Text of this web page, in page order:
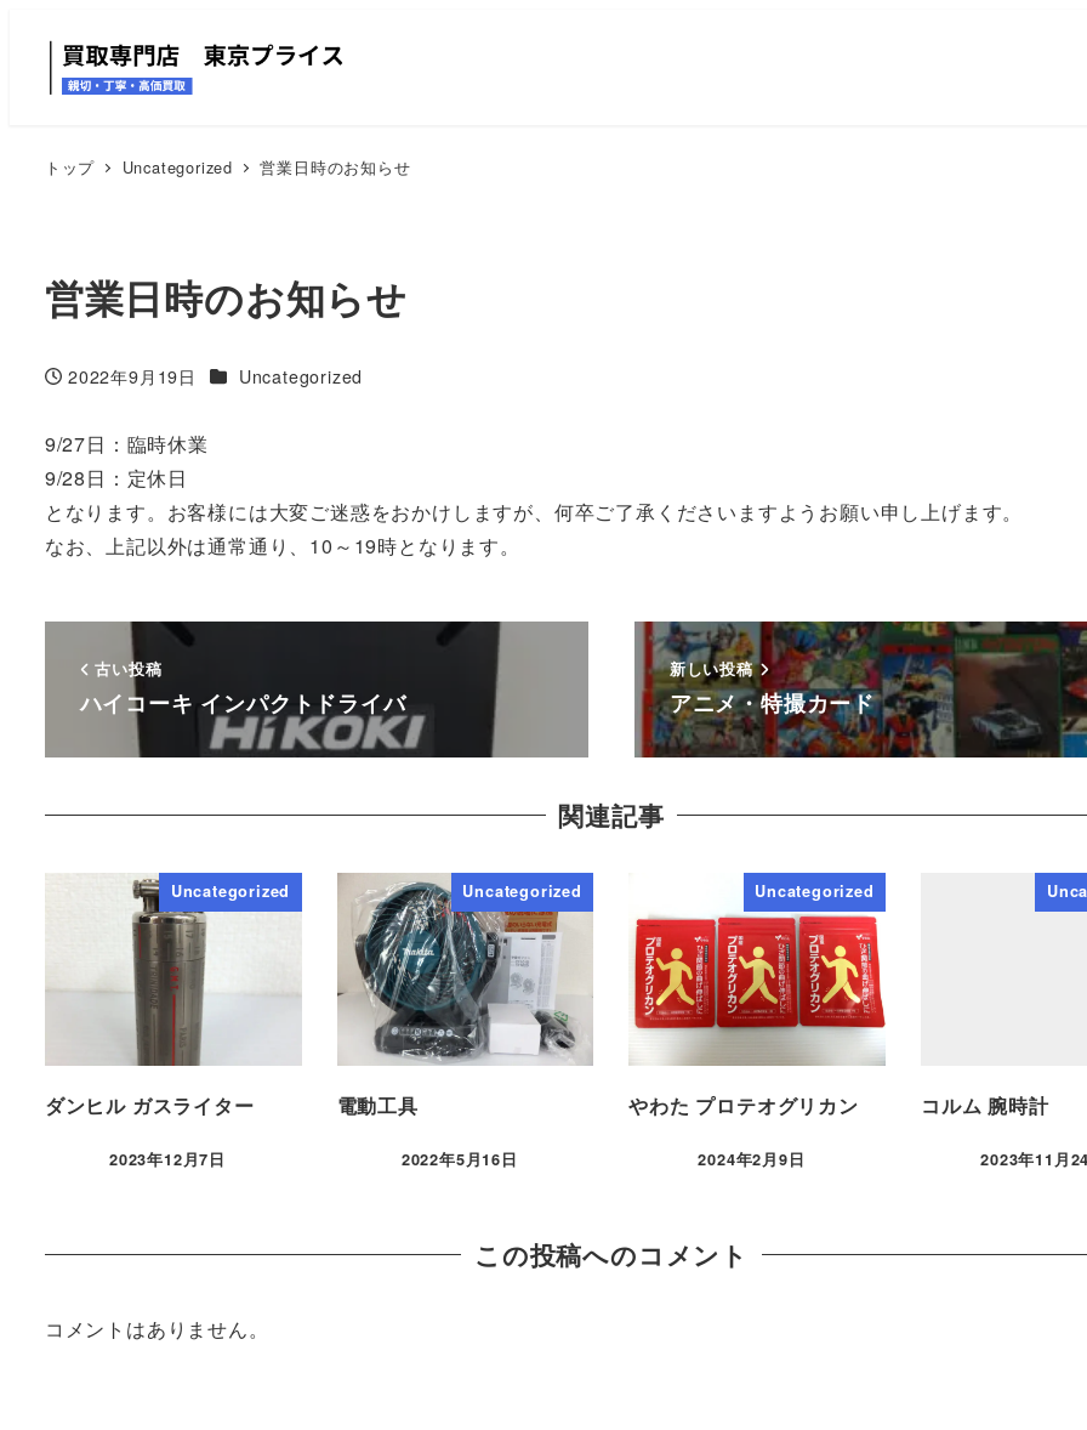
トップ Uncategorized 営業日時のお知らせ
営業日時のお知らせ
投稿日
2022年9月19日 カテゴリー
Uncategorized
9/27日：臨時休業
9/28日：定休日
となります。お客様には大変ご迷惑をおかけしますが、何卒ご了承くださいますようお願い申し上げます。
なお、上記以外は通常通り、10～19時となります。
古い投稿
ハイコーキ インパクトドライバ
新しい投稿
アニメ・特撮カード
関連記事
Uncategorized
ダンヒル ガスライター
2023年12月7日
Uncategorized
電動工具
2022年5月16日
Uncategorized
やわた プロテオグリカン
2024年2月9日
コルム 腕時計
2023年11月
この投稿へのコメント
コメントはありません。